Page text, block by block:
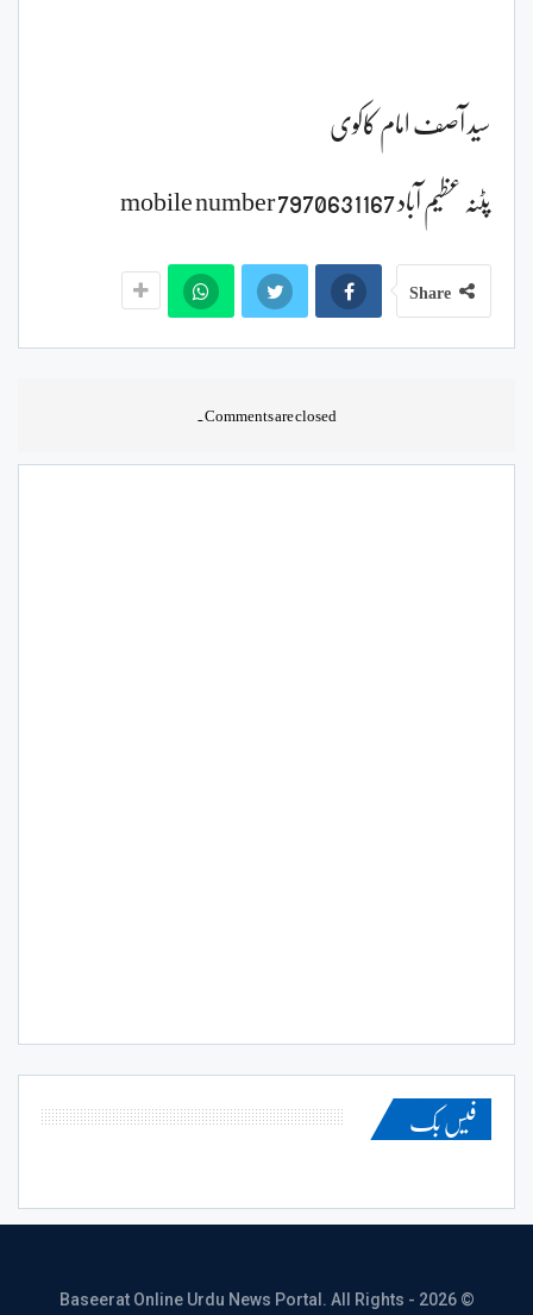
سید آصف امام کاکوی
پٹنہ عظیم آباد mobile number 7970631167
Share
Comments are closed.
فیس بک
© 2026 - Baseerat Online Urdu News Portal. All Rights